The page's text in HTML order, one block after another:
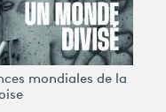
mondiales de la